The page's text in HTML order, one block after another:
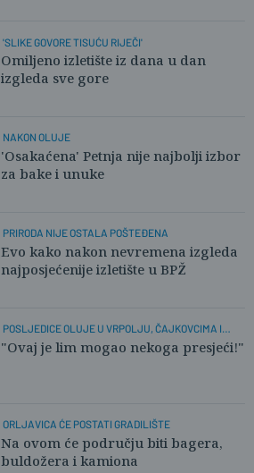
'SLIKE GOVORE TISUĆU RIJEČI'
Omiljeno izletište iz dana u dan
izgleda sve gore
NAKON OLUJE
'Osakaćena' Petnja nije najbolji izbor
za bake i unuke
PRIRODA NIJE OSTALA POŠTEĐENA
Evo kako nakon nevremena izgleda
najposjećenije izletište u BPŽ
POSLJEDICE OLUJE U VRPOLJU, ČAJKOVCIMA I
TRNJANIMA
"Ovaj je lim mogao nekoga presjeći!"
ORLJAVICA ĆE POSTATI GRADILIŠTE
Na ovom će području biti bagera,
buldožera i kamiona